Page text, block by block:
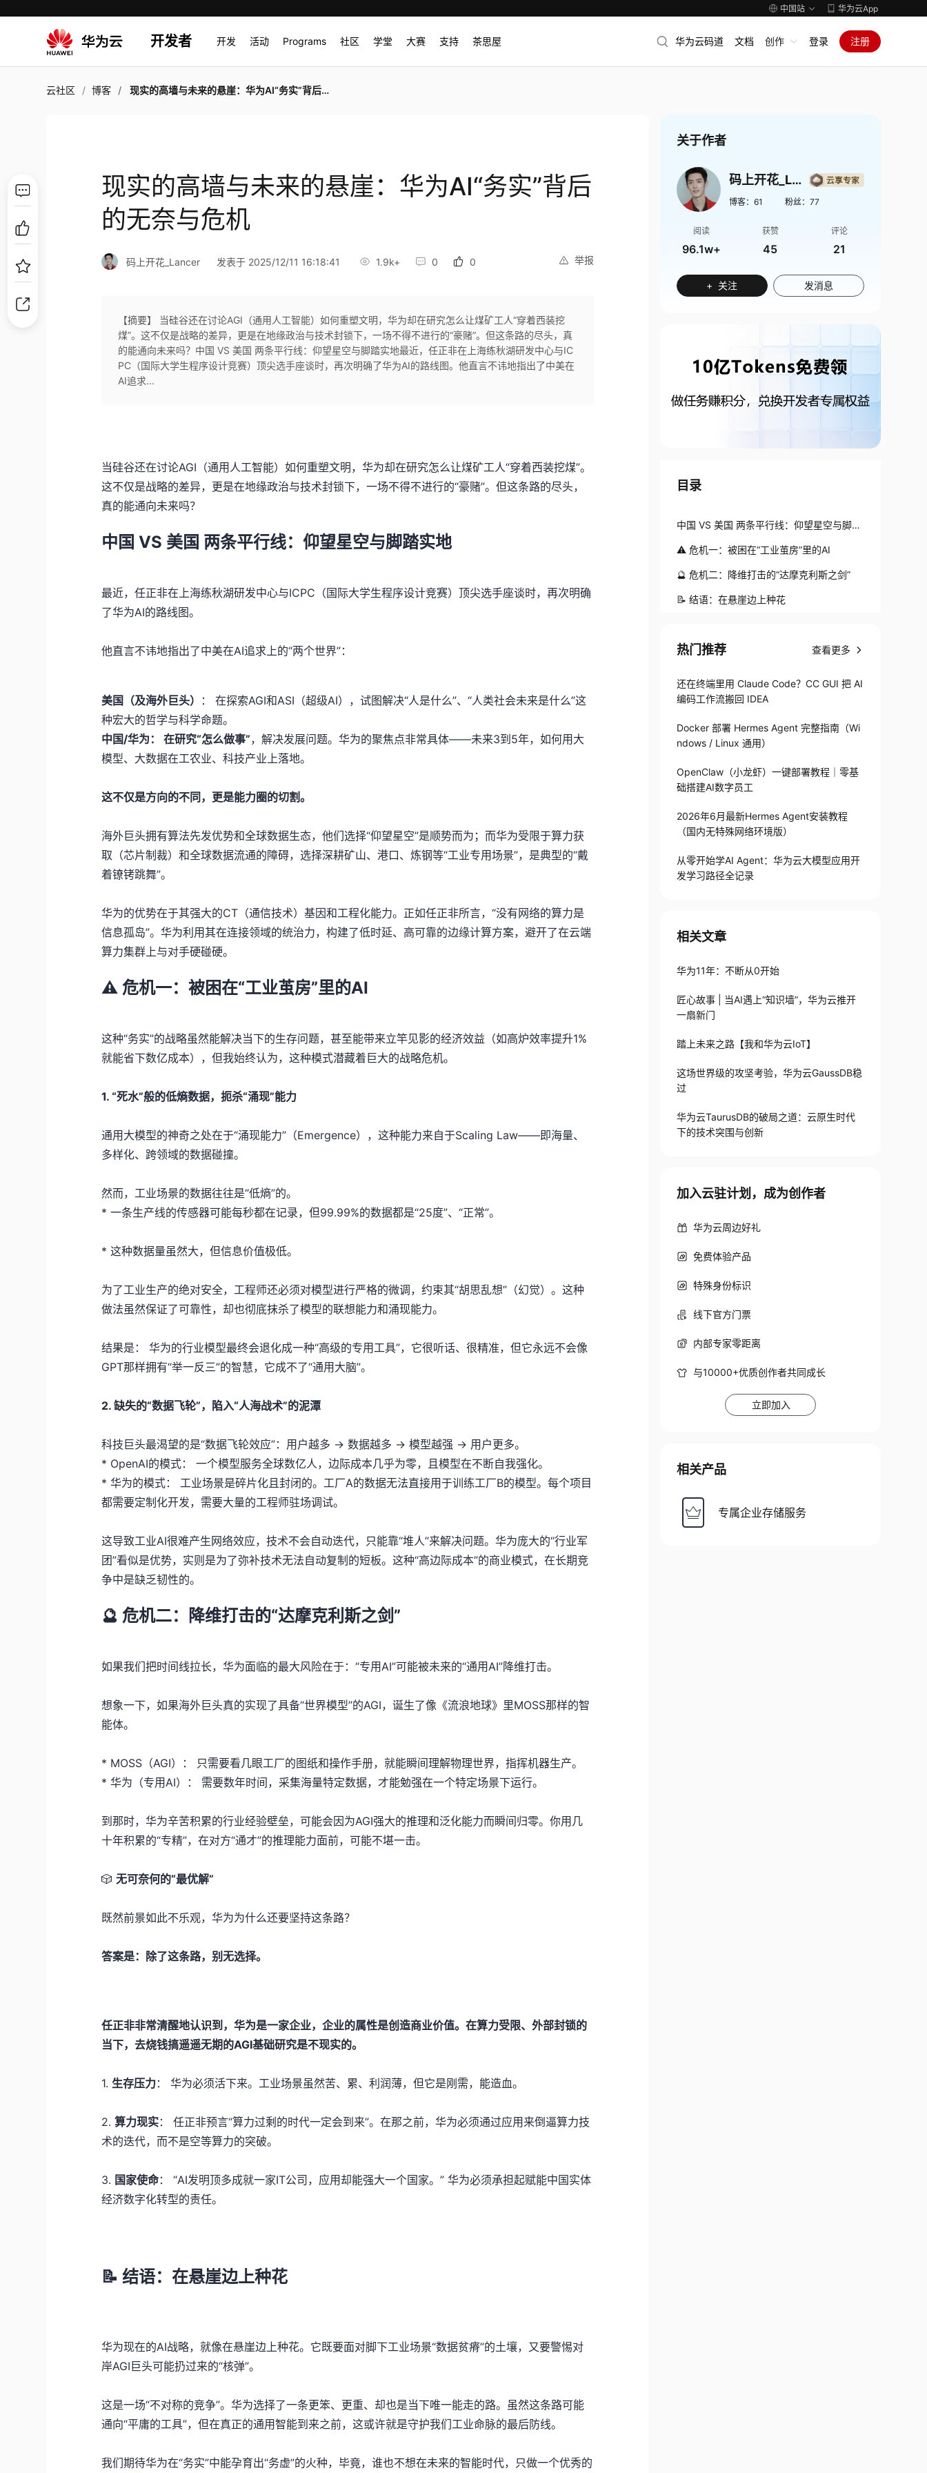
中国站 华为云App
开发者 开发 活动 Programs 社区 学堂 大赛 支持 茶思屋 华为云码道 文档 创作 登录 注册
云社区 博客 现实的高墙与未来的悬崖：华为AI“务实”背后的无奈与危机
现实的高墙与未来的悬崖：华为AI“务实”背后
的无奈与危机
举报
码上开花_Lancer 发表于 2025/12/11 16:18:41 1.9k+ 0 0
【摘要】 当硅谷还在讨论AGI（通用人工智能）如何重塑文明，华为却在研究怎么让煤矿工人“穿着西装挖
煤”。这不仅是战略的差异，更是在地缘政治与技术封锁下，一场不得不进行的“豪赌”。但这条路的尽头，真
的能通向未来吗？中国 VS 美国 两条平行线：仰望星空与脚踏实地最近，任正非在上海练秋湖研发中心与IC
PC（国际大学生程序设计竞赛）顶尖选手座谈时，再次明确了华为AI的路线图。他直言不讳地指出了中美在
AI追求...
当硅谷还在讨论AGI（通用人工智能）如何重塑文明，华为却在研究怎么让煤矿工人“穿着西装挖煤”。
这不仅是战略的差异，更是在地缘政治与技术封锁下，一场不得不进行的“豪赌”。但这条路的尽头，
真的能通向未来吗？
中国 VS 美国 两条平行线：仰望星空与脚踏实地
最近，任正非在上海练秋湖研发中心与ICPC（国际大学生程序设计竞赛）顶尖选手座谈时，再次明确
了华为AI的路线图。
他直言不讳地指出了中美在AI追求上的“两个世界”：
美国（及海外巨头）
： 在探索AGI和ASI（超级AI），试图解决“人是什么”、“人类社会未来是什么”这
种宏大的哲学与科学命题。
中国/华为： 在研究“怎么做事”，解决发展问题。华为的聚焦点非常具体——未来3到5年，如何用大
模型、大数据在工农业、科技产业上落地。
这不仅是方向的不同，更是能力圈的切割。
海外巨头拥有算法先发优势和全球数据生态，他们选择“仰望星空”是顺势而为；而华为受限于算力获
取（芯片制裁）和全球数据流通的障碍，选择深耕矿山、港口、炼钢等“工业专用场景”，是典型的“戴
着镣铐跳舞”。
华为的优势在于其强大的CT（通信技术）基因和工程化能力。正如任正非所言，“没有网络的算力是
信息孤岛”。华为利用其在连接领域的统治力，构建了低时延、高可靠的边缘计算方案，避开了在云端
算力集群上与对手硬碰硬。
⚠️危机一：被困在“工业茧房”里的AI
这种“务实”的战略虽然能解决当下的生存问题，甚至能带来立竿见影的经济效益（如高炉效率提升1%
就能省下数亿成本），但我始终认为，这种模式潜藏着巨大的战略危机。
1. “死水”般的低熵数据，扼杀“涌现”能力
通用大模型的神奇之处在于“涌现能力”（Emergence），这种能力来自于Scaling Law——即海量、
多样化、跨领域的数据碰撞。
然而，工业场景的数据往往是“低熵”的。
* 一条生产线的传感器可能每秒都在记录，但99.99%的数据都是“25度”、“正常”。
* 这种数据量虽然大，但信息价值极低。
为了工业生产的绝对安全，工程师还必须对模型进行严格的微调，约束其“胡思乱想”（幻觉）。这种
做法虽然保证了可靠性，却也彻底抹杀了模型的联想能力和涌现能力。
结果是： 华为的行业模型最终会退化成一种“高级的专用工具”，它很听话、很精准，但它永远不会像
GPT那样拥有“举一反三”的智慧，它成不了“通用大脑”。
2. 缺失的“数据飞轮”，陷入“人海战术”的泥潭
科技巨头最渴望的是“数据飞轮效应”：用户越多 -> 数据越多 -> 模型越强 -> 用户更多。
* OpenAI的模式： 一个模型服务全球数亿人，边际成本几乎为零，且模型在不断自我强化。
* 华为的模式： 工业场景是碎片化且封闭的。工厂A的数据无法直接用于训练工厂B的模型。每个项目
都需要定制化开发，需要大量的工程师驻场调试。
这导致工业AI很难产生网络效应，技术不会自动迭代，只能靠“堆人”来解决问题。华为庞大的“行业军
团”看似是优势，实则是为了弥补技术无法自动复制的短板。这种“高边际成本”的商业模式，在长期竞
争中是缺乏韧性的。
🔮 危机二：降维打击的“达摩克利斯之剑”
如果我们把时间线拉长，华为面临的最大风险在于：“专用AI”可能被未来的“通用AI”降维打击。
想象一下，如果海外巨头真的实现了具备“世界模型”的AGI，诞生了像《流浪地球》里MOSS那样的智
能体。
* MOSS（AGI）： 只需要看几眼工厂的图纸和操作手册，就能瞬间理解物理世界，指挥机器生产。
* 华为（专用AI）： 需要数年时间，采集海量特定数据，才能勉强在一个特定场景下运行。
到那时，华为辛苦积累的行业经验壁垒，可能会因为AGI强大的推理和泛化能力而瞬间归零。你用几
十年积累的“专精”，在对方“通才”的推理能力面前，可能不堪一击。
🎲无可奈何的“最优解”
既然前景如此不乐观，华为为什么还要坚持这条路？
答案是：除了这条路，别无选择。
任正非非常清醒地认识到，华为是一家企业，企业的属性是创造商业价值。在算力受限、外部封锁的
当下，去烧钱搞遥遥无期的AGI基础研究是不现实的。
1.生存压力： 华为必须活下来。工业场景虽然苦、累、利润薄，但它是刚需，能造血。
2.算力现实： 任正非预言“算力过剩的时代一定会到来”。在那之前，华为必须通过应用来倒逼算力技
术的迭代，而不是空等算力的突破。
3. 国家使命： “AI发明顶多成就一家IT公司，应用却能强大一个国家。” 华为必须承担起赋能中国实体
经济数字化转型的责任。
📝结语：在悬崖边上种花
华为现在的AI战略，就像在悬崖边上种花。它既要面对脚下工业场景“数据贫瘠”的土壤，又要警惕对
岸AGI巨头可能扔过来的“核弹”。
这是一场“不对称的竞争”。华为选择了一条更笨、更重、却也是当下唯一能走的路。虽然这条路可能
通向“平庸的工具”，但在真正的通用智能到来之前，这或许就是守护我们工业命脉的最后防线。
我们期待华为在“务实”中能孕育出“务虚”的火种，毕竟，谁也不想在未来的智能时代，只做一个优秀的
关于作者
码上开花_Lancer
博客： 61 粉丝： 77
阅读
96.1w+
获赞
45
评论
21
+ 关注 发消息
目录
中国 VS 美国 两条平行线：仰望星空与脚踏
实地
⚠️ 危机一：被困在“工业茧房”里的AI
🔮 危机二：降维打击的“达摩克利斯之剑”
📝 结语：在悬崖边上种花
热门推荐 查看更多
还在终端里用 Claude Code？CC GUI 把 AI
编码工作流搬回 IDEA
Docker 部署 Hermes Agent 完整指南（Wi
ndows / Linux 通用）
OpenClaw（小龙虾）一键部署教程｜零基
础搭建AI数字员工
2026年6月最新Hermes Agent安装教程
（国内无特殊网络环境版）
从零开始学AI Agent：华为云大模型应用开
发学习路径全记录
相关文章
华为11年：不断从0开始
匠心故事 | 当AI遇上“知识墙”，华为云推开
一扇新门
踏上未来之路【我和华为云IoT】
这场世界级的攻坚考验，华为云GaussDB稳
过
华为云TaurusDB的破局之道：云原生时代
下的技术突围与创新
加入云驻计划，成为创作者
华为云周边好礼
免费体验产品
特殊身份标识
线下官方门票
内部专家零距离
与10000+优质创作者共同成长
立即加入
相关产品
专属企业存储服务